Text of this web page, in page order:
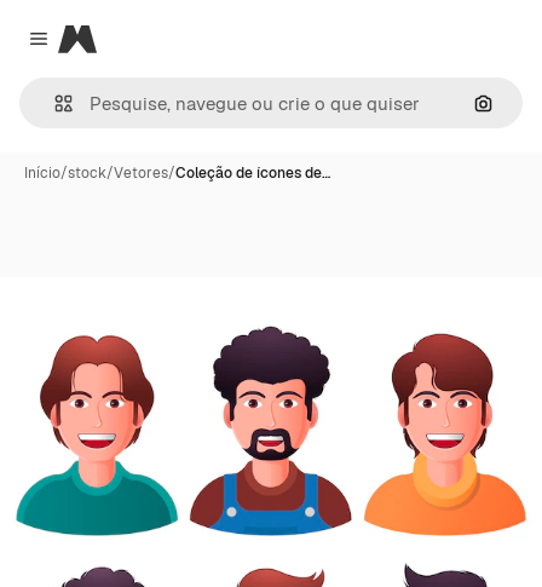
Close menu
Magnific
Início/stock/Vetores/Coleção de ícones de…